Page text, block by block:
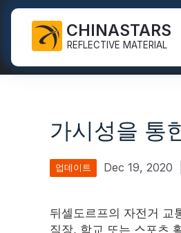
CHINASTARS
REFLECTIVE MATERIAL
산업용 세척 테이프
FR 반사 테이프
반사 리본
무지개 반사 원단
반사 인쇄 직물
컬러 반사 원단
하이비스 재킷
안전바지
안전 셔츠 & 스웻셔츠
신제품
비디오
목록
국제표준
가시성을 통
업데이트 Dec 19, 2020
뒤셀도르프의 자전거 교
직장, 학교 또는 스포츠